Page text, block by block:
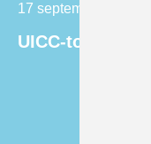
17 september 2024
UICC-toekenning